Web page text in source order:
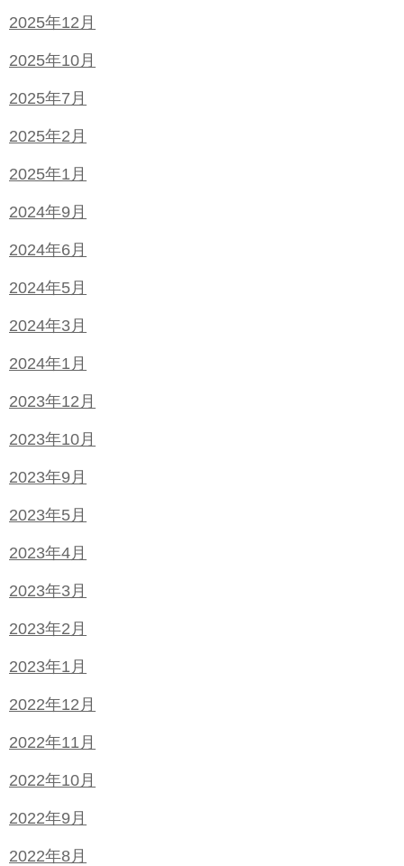
2025年12月
2025年10月
2025年7月
2025年2月
2025年1月
2024年9月
2024年6月
2024年5月
2024年3月
2024年1月
2023年12月
2023年10月
2023年9月
2023年5月
2023年4月
2023年3月
2023年2月
2023年1月
2022年12月
2022年11月
2022年10月
2022年9月
2022年8月